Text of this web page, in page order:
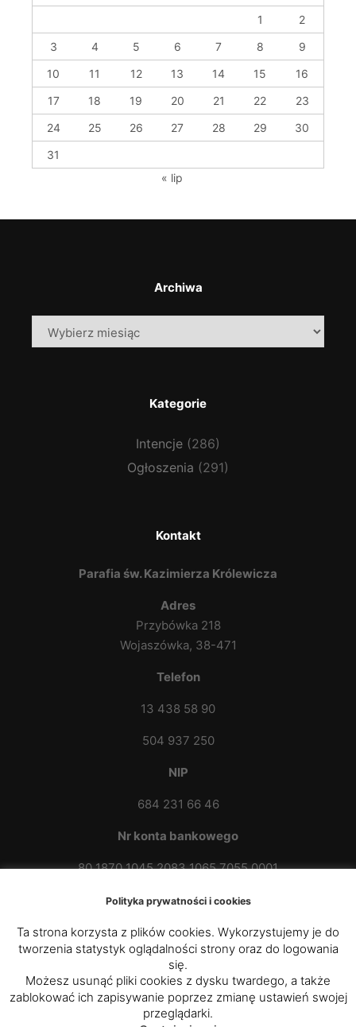
1
2
3
4 5 6 7 8
9
10
11 12 13 14 15
16
17
18 19 20 21 22
23
24
25 26 27 28 29
30
31
« lip
Archiwa
Archiwa
Kategorie
Intencje (286)
Ogłoszenia (291)
Kontakt
Parafia św. Kazimierza Królewicza
Adres
Przybówka 218
Wojaszówka, 38-471
Telefon
13 438 58 90
504 937 250
NIP
684 231 66 46
Nr konta bankowego
80 1870 1045 2083 1065 7055 0001
Parafia Rzymskokatolicka p.w. św.
Polityka prywatności i cookies
Ta strona korzysta z plików cookies. Wykorzystujemy je do
tworzenia statystyk oglądalności strony oraz do logowania
się.
Możesz usunąć pliki cookies z dysku twardego, a także
zablokować ich zapisywanie poprzez zmianę ustawień swojej
przeglądarki.